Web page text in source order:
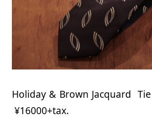
Holiday & Brown Jacquard
¥16000+tax.